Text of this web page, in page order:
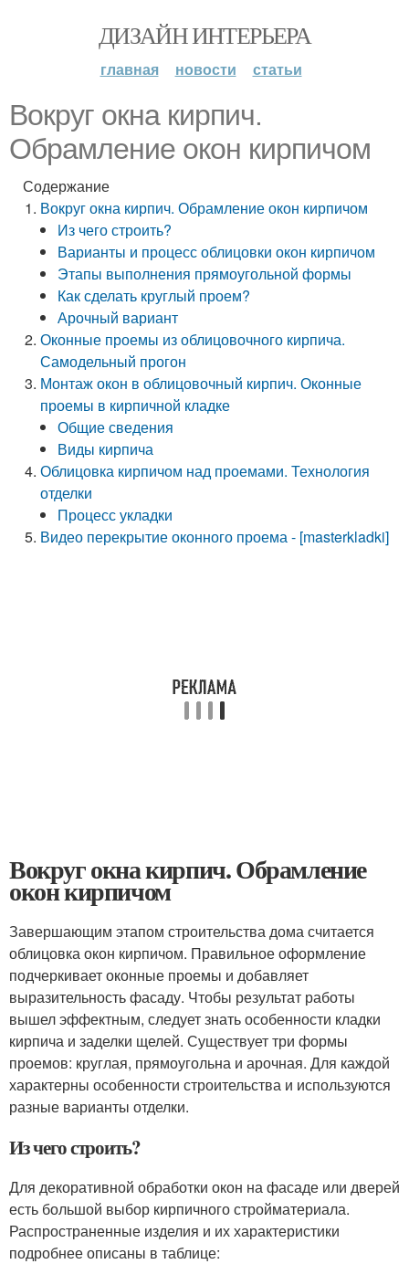
ДИЗАЙН ИНТЕРЬЕРА
главная новости статьи
Вокруг окна кирпич.
Обрамление окон кирпичом
Содержание
Вокруг окна кирпич. Обрамление окон кирпичом
Из чего строить?
Варианты и процесс облицовки окон кирпичом
Этапы выполнения прямоугольной формы
Как сделать круглый проем?
Арочный вариант
Оконные проемы из облицовочного кирпича.
Самодельный прогон
Монтаж окон в облицовочный кирпич. Оконные
проемы в кирпичной кладке
Общие сведения
Виды кирпича
Облицовка кирпичом над проемами. Технология
отделки
Процесс укладки
Видео перекрытие оконного проема - [masterkladki]
Вокруг окна кирпич. Обрамление
окон кирпичом
Завершающим этапом строительства дома считается
облицовка окон кирпичом. Правильное оформление
подчеркивает оконные проемы и добавляет
выразительность фасаду. Чтобы результат работы
вышел эффектным, следует знать особенности кладки
кирпича и заделки щелей. Существует три формы
проемов: круглая, прямоугольна и арочная. Для каждой
характерны особенности строительства и используются
разные варианты отделки.
Из чего строить?
Для декоративной обработки окон на фасаде или дверей
есть большой выбор кирпичного стройматериала.
Распространенные изделия и их характеристики
подробнее описаны в таблице: